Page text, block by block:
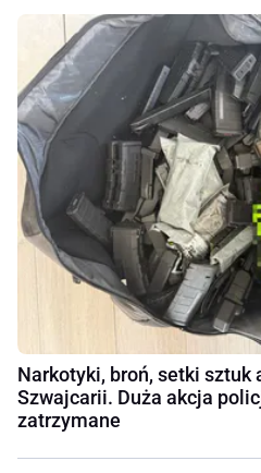
Narkotyki, broń, setki sztuk
Szwajcarii. Duża akcja
zatrzymane